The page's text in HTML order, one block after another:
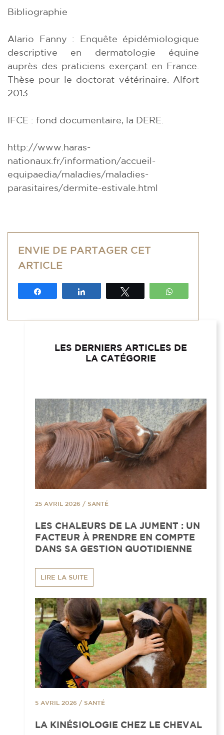
Bibliographie
Alario Fanny : Enquête épidémiologique
descriptive en dermatologie équine
auprès des praticiens exerçant en France.
Thèse pour le doctorat vétérinaire. Alfort
2013.
IFCE : fond documentaire, la DERE.
http://www.haras-
nationaux.fr/information/accueil-
equipaedia/maladies/maladies-
parasitaires/dermite-estivale.html
ENVIE DE PARTAGER CET
ARTICLE
LES DERNIERS ARTICLES DE
LA CATÉGORIE
25 AVRIL 2026 / SANTÉ
LES CHALEURS DE LA JUMENT : UN
FACTEUR À PRENDRE EN COMPTE
DANS SA GESTION QUOTIDIENNE
LIRE LA SUITE
5 AVRIL 2026 / SANTÉ
LA KINÉSIOLOGIE CHEZ LE CHEVAL